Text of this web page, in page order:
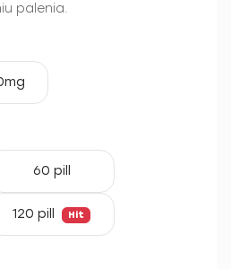
palenia.
60 pill
120 pill Hit